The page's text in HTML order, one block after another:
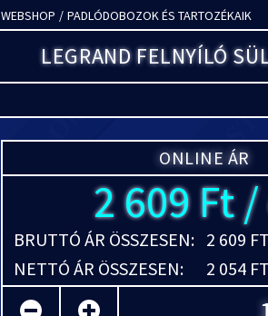
WEBSHOP / PADLÓDOBOZOK ÉS TARTOZÉKAIK
LEGRAND FELNYÍLÓ
ONLINE ÁR
2 609 Ft
BRUTTÓ ÁR ÖSSZESEN: 2 609 FT
NETTÓ ÁR ÖSSZESEN:
2 054